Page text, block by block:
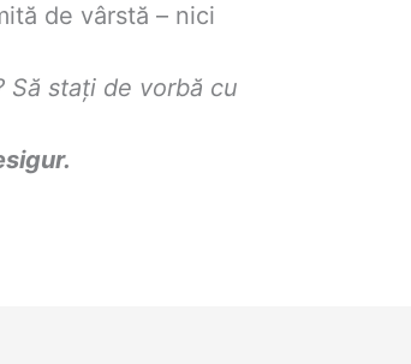
de vârstă – nici
Să stați de vorbă cu